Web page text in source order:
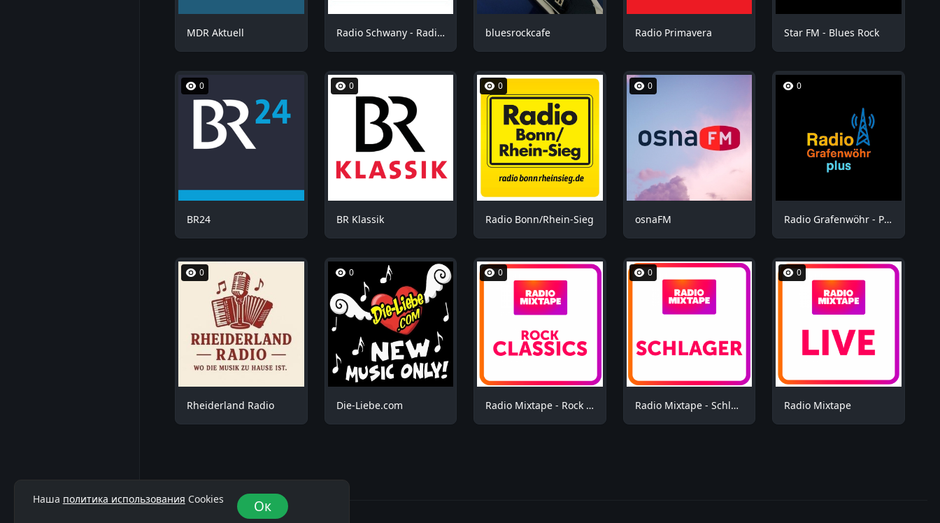
MDR Aktuell Radio Schwany - Radio Bläss bluesrockcafe Radio Primavera Star FM - Blues Rock
0
BR24
0
BR Klassik
0
Radio Bonn/Rhein-Sieg
0
osnaFM
0
Radio Grafenwöhr - Plus
0
Rheiderland Radio
0
Die-Liebe.com
0
Radio Mixtape - Rock Mix
0
Radio Mixtape - Schlager
0
Radio Mixtape
Наша политика использования Cookies Ок